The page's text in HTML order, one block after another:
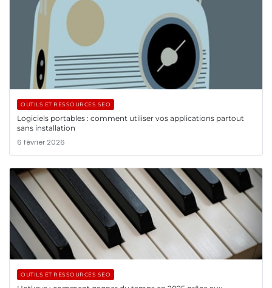
OUTILS ET RESSOURCES SEO
Logiciels portables : comment utiliser vos applications partout
sans installation
6 février 2026
OUTILS ET RESSOURCES SEO